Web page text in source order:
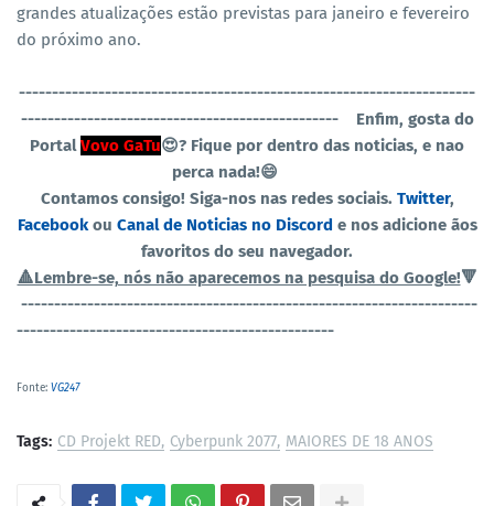
grandes atualizações estão previstas para janeiro e fevereiro
do próximo ano.
---------------------------------------------------------------------
------------------------------------------------Enfim, gosta do
PortalVovo GaTu😍? Fique por dentro das noticias, e nao
perca nada!😄
Contamos consigo! Siga-nos nas redes sociais. Twitter,
Facebookou Canal de Noticias no Discord e nos adicione ãos
favoritos do seu navegador.
🔺Lembre-se, nós não aparecemos na pesquisa do Google!🔻
---------------------------------------------------------------------
------------------------------------------------
Fonte: VG247
Tags: CD Projekt RED Cyberpunk 2077 MAIORES DE 18 ANOS